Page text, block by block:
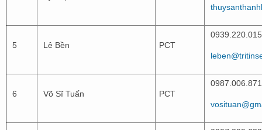
5 Lê Bền PCT
0939.220.015
6 Võ Sĩ Tuấn PCT
0987.006.871